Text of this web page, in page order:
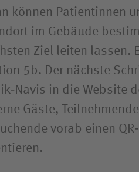
können Patientinnen
im Gebäude
Ziel leiten lassen.
5b. Der nächste
in die Website
Gäste,
vorab einen